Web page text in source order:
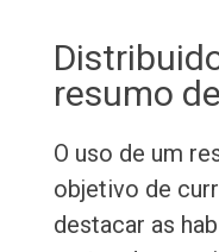
resumo
O uso de um
objetivo de
destacar as